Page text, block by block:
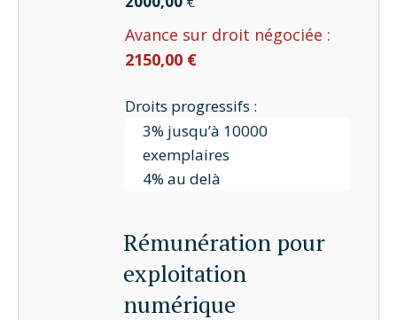
Avance sur droit négociée :
2150,00 €
Droits progressifs :
3% jusqu’à 10000
exemplaires
4% au delà
Rémunération pour
exploitation
numérique